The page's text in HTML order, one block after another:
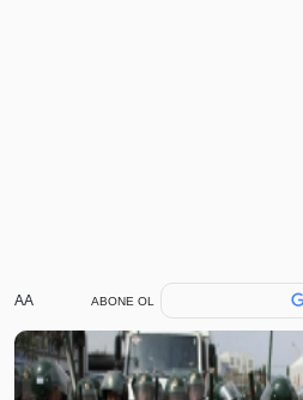
AA ABONE OL